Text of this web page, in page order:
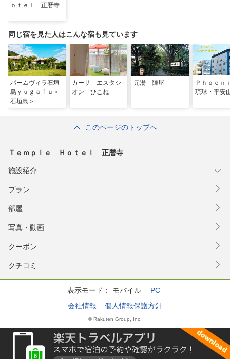
ｏｔｅｌ 正暦寺
同じ宿を見た人はこんな宿も見ています
パームヴィラ石垣
島ｙｕｇａｆｕ＜
石垣島＞
カーサ エスタシ
オン ひこね
元湯 陣屋
Ｐｈｏｅ
琉球・平安
このページのトップへ
Ｔｅｍｐｌｅ Ｈｏｔｅｌ 正暦寺
施設紹介
プラン
部屋
写真・動画
クーポン
クチコミ
表示モード： モバイル
PC
会社情報
個人情報保護方針
© Rakuten Group, Inc.